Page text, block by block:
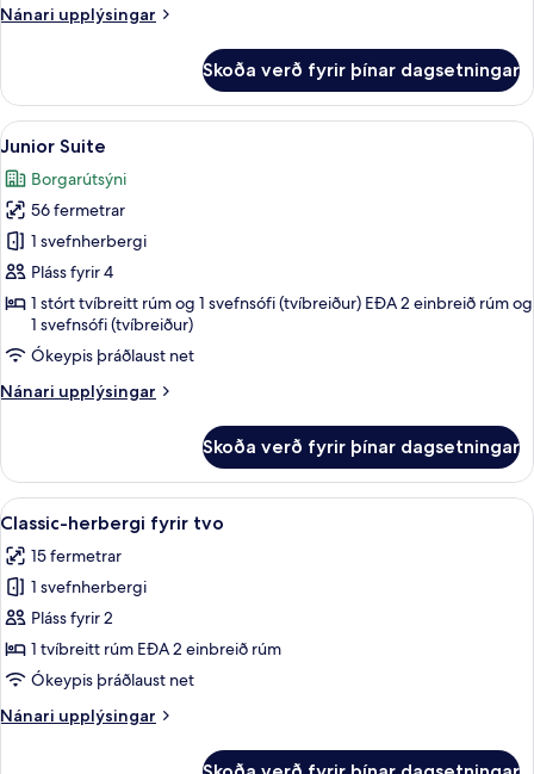
Nánari upplýsingar
Nánari
fyrir
þrjá
Skoða verð fyrir þínar dagsetningar
Skoða
allar
myndir
fyrir
Junior
Suite
Junior Suite | Ítölsk Frette-rúmföt,
6
Junior Suite
Borgarútsýni
56 fermetrar
1 svefnherbergi
Pláss fyrir 4
1 stórt tvíbreitt rúm og 1 svefnsófi (tvíbreiður) EÐA 2 einbreið rúm og
1 svefnsófi (tvíbreiður)
Ókeypis þráðlaust net
Nánari upplýsingar
Nánari
Suite
Skoða verð fyrir þínar dagsetningar
Skoða
allar
myndir
fyrir
Classic-
herbergi
fyrir
Classic-herbergi fyrir tvo | Ítölsk
10
Classic-herbergi fyrir tvo
15 fermetrar
1 svefnherbergi
Pláss fyrir 2
1 tvíbreitt rúm EÐA 2 einbreið rúm
Ókeypis þráðlaust net
Nánari upplýsingar
Nánari